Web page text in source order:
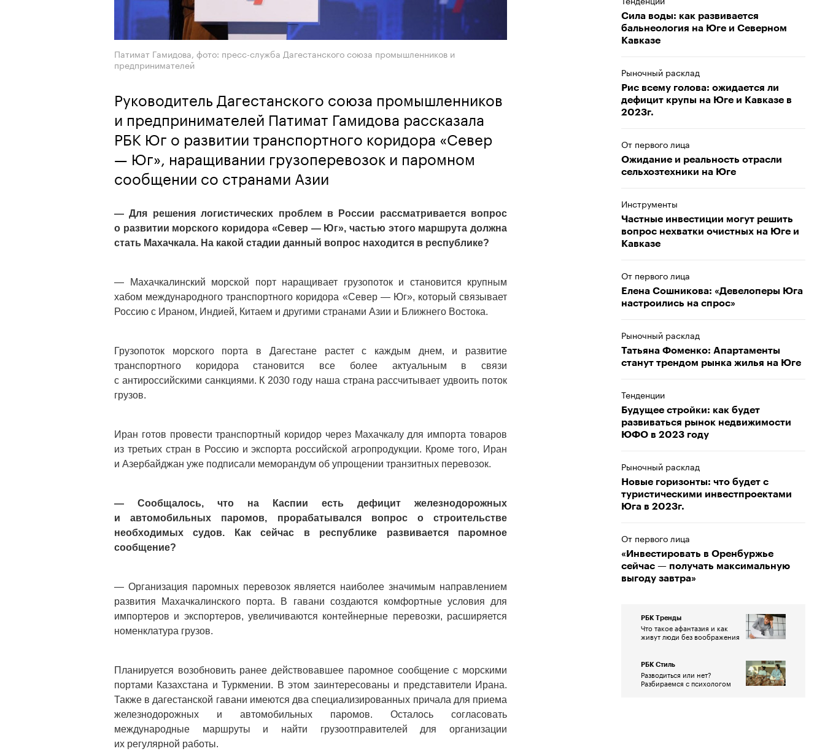
Патимат Гамидова, фото: пресс-служба Дагестанского союза промышленников и
предпринимателей
Руководитель Дагестанского союза промышленников
и предпринимателей Патимат Гамидова рассказала
РБК Юг о развитии транспортного коридора «Север
— Юг», наращивании грузоперевозок и паромном
сообщении со странами Азии
— Для решения логистических проблем в России рассматривается вопрос
о развитии морского коридора «Север — Юг», частью этого маршрута должна
стать Махачкала. На какой стадии данный вопрос находится в республике?
— Махачкалинский морской порт наращивает грузопоток и становится крупным
хабом международного транспортного коридора «Север — Юг», который связывает
Россию с Ираном, Индией, Китаем и другими странами Азии и Ближнего Востока.
Грузопоток морского порта в Дагестане растет с каждым днем, и развитие
транспортного коридора становится все более актуальным в связи
с антироссийскими санкциями. К 2030 году наша страна рассчитывает удвоить поток
грузов.
Иран готов провести транспортный коридор через Махачкалу для импорта товаров
из третьих стран в Россию и экспорта российской агропродукции. Кроме того, Иран
и Азербайджан уже подписали меморандум об упрощении транзитных перевозок.
— Сообщалось, что на Каспии есть дефицит железнодорожных
и автомобильных паромов, прорабатывался вопрос о строительстве
необходимых судов. Как сейчас в республике развивается паромное
сообщение?
— Организация паромных перевозок является наиболее значимым направлением
развития Махачкалинского порта. В гавани создаются комфортные условия для
импортеров и экспортеров, увеличиваются контейнерные перевозки, расширяется
номенклатура грузов.
Планируется возобновить ранее действовавшее паромное сообщение с морскими
портами Казахстана и Туркмении. В этом заинтересованы и представители Ирана.
Также в дагестанской гавани имеются два специализированных причала для приема
железнодорожных и автомобильных паромов. Осталось согласовать
международные маршруты и найти грузоотправителей для организации
их регулярной работы.
Сила воды: как развивается
бальнеология на Юге и Северном
Кавказе
Рыночный расклад
Рис всему голова: ожидается ли
дефицит крупы на Юге и Кавказе в
2023г.
От первого лица
Ожидание и реальность отрасли
сельхозтехники на Юге
Инструменты
Частные инвестиции могут решить
вопрос нехватки очистных на Юге и
Кавказе
От первого лица
Елена Сошникова: «Девелоперы Юга
настроились на спрос»
Рыночный расклад
Татьяна Фоменко: Апартаменты
станут трендом рынка жилья на Юге
Тенденции
Будущее стройки: как будет
развиваться рынок недвижимости
ЮФО в 2023 году
Рыночный расклад
Новые горизонты: что будет с
туристическими инвестпроектами
Юга в 2023г.
От первого лица
«Инвестировать в Оренбуржье
сейчас — получать максимальную
выгоду завтра»
РБК Тренды
Что такое афантазия и как
живут люди без воображения
РБК Стиль
Разводиться или нет?
Разбираемся с психологом